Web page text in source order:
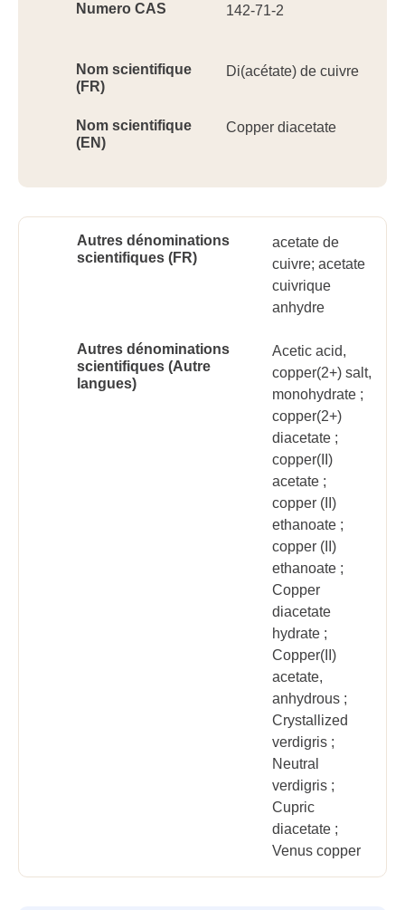
Numero CAS 142-71-2
Nom scientifique
(FR)
Di(acétate) de cuivre
Nom scientifique
(EN)
Copper diacetate
Autres dénominations
scientifiques (FR)
acetate de
cuivre; acetate
cuivrique
anhydre
Autres dénominations
scientifiques (Autre
langues)
Acetic acid,
copper(2+) salt,
monohydrate ;
copper(2+)
diacetate ;
copper(II)
acetate ;
copper (II)
ethanoate ;
copper (II)
ethanoate ;
Copper
diacetate
hydrate ;
Copper(II)
acetate,
anhydrous ;
Crystallized
verdigris ;
Neutral
verdigris ;
Cupric
diacetate ;
Venus copper